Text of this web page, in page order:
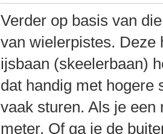
Verder op basis van
van wielerpistes. Deze
ijsbaan (skeelerbaan)
dat handig met hogere
vaak sturen. Als je een
meter. Of ga je de